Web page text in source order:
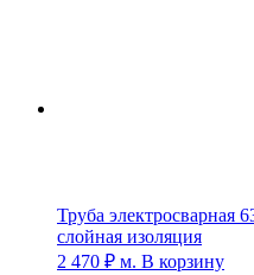
Труба электросварная
слойная изоляция
2 470 ₽ м. В корзину